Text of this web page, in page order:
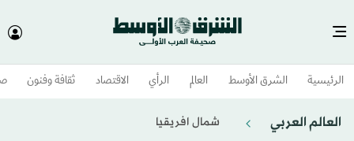
الرئيسية الشرق الأوسط​ العالم الرأي الاقتصاد ثقافة وفنون
العالم العربي شمال افريقيا